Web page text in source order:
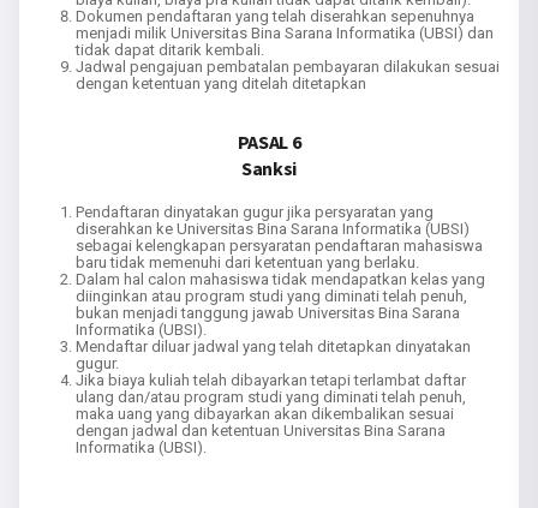
Dokumen pendaftaran yang telah diserahkan sepenuhnya
menjadi milik Universitas Bina Sarana Informatika (UBSI) dan
tidak dapat ditarik kembali.
Jadwal pengajuan pembatalan pembayaran dilakukan sesuai
dengan ketentuan yang ditelah ditetapkan
PASAL 6
Sanksi
Pendaftaran dinyatakan gugur jika persyaratan yang
diserahkan ke Universitas Bina Sarana Informatika (UBSI)
sebagai kelengkapan persyaratan pendaftaran mahasiswa
baru tidak memenuhi dari ketentuan yang berlaku.
Dalam hal calon mahasiswa tidak mendapatkan kelas yang
diinginkan atau program studi yang diminati telah penuh,
bukan menjadi tanggung jawab Universitas Bina Sarana
Informatika (UBSI).
Mendaftar diluar jadwal yang telah ditetapkan dinyatakan
gugur.
Jika biaya kuliah telah dibayarkan tetapi terlambat daftar
ulang dan/atau program studi yang diminati telah penuh,
maka uang yang dibayarkan akan dikembalikan sesuai
dengan jadwal dan ketentuan Universitas Bina Sarana
Informatika (UBSI).